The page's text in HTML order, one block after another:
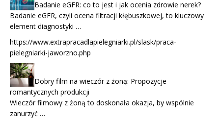
Badanie eGFR: co to jest i jak ocenia zdrowie nerek?
Badanie eGFR, czyli ocena filtracji kłębuszkowej, to kluczowy
element diagnostyki …
https://www.extrapracadlapielegniarki.pl/slask/praca-
pielegniarki-jaworzno.php
Dobry film na wieczór z żoną: Propozycje
romantycznych produkcji
Wieczór filmowy z żoną to doskonała okazja, by wspólnie
zanurzyć …